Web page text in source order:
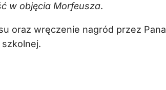
w objęcia Morfeusza.
oraz wręczenie nagród przez
szkolnej.